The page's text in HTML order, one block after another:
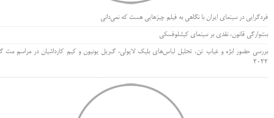
فردگرایی در سینمای ایران با نگاهی به فیلم چیزهایی هست که نمی‌دانی
بت‌وارگی قانون، نقدی بر سینمای کیشلوفسکی
بررسی حضور ابژه و غیاب تن، تحلیل لباس‌های بلیک لایولی، گبریل یونیون و کیم کارداشیان در مراسم مت
۲۰۲۲